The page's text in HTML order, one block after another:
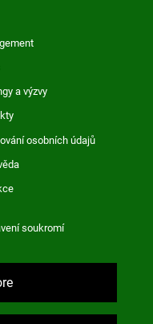
a výzvy
osobních údajů
soukromí